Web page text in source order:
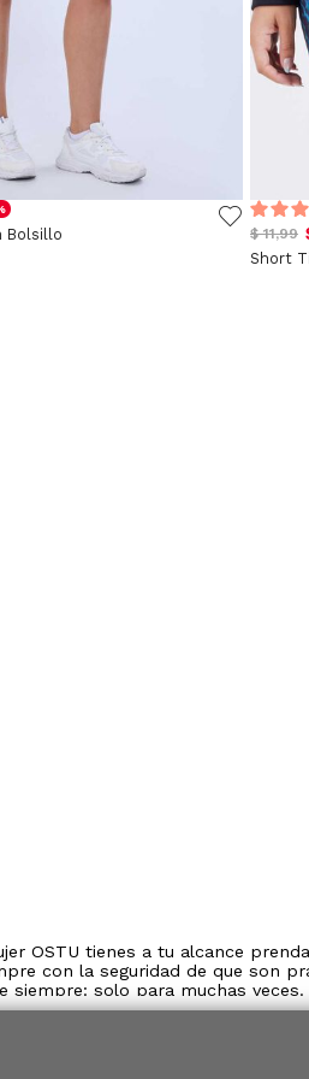
Bolsillo $ 11,99
Short
OSTU tienes a tu alcance
con la seguridad de que son
siempre: solo para muchas veces.